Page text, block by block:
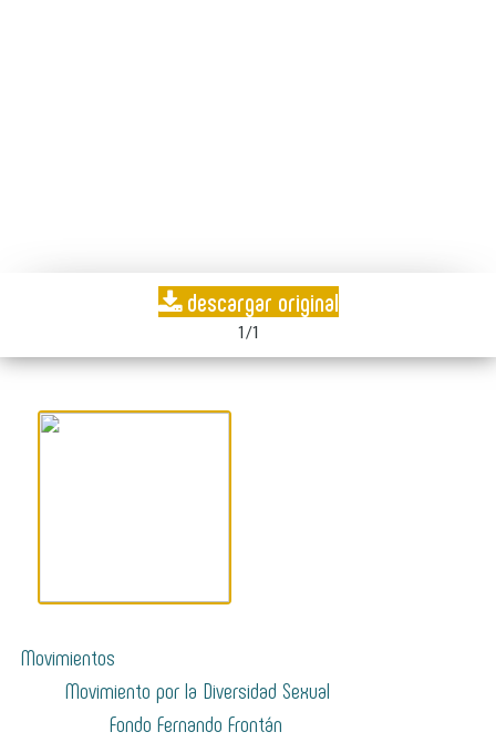
descargar original
1/1
Movimientos
Movimiento por la Diversidad Sexual
Fondo Fernando Frontán